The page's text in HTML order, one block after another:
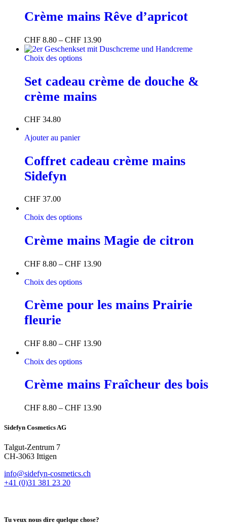
Crème mains Rêve d’apricot
CHF 8.80 – CHF 13.90
Choix des options
Set cadeau crème de douche &
crème mains
CHF 34.80
Ajouter au panier
Coffret cadeau crème mains
Sidefyn
CHF 37.00
Choix des options
Crème mains Magie de citron
CHF 8.80 – CHF 13.90
Choix des options
Crème pour les mains Prairie
fleurie
CHF 8.80 – CHF 13.90
Choix des options
Crème mains Fraîcheur des bois
CHF 8.80 – CHF 13.90
Sidefyn Cosmetics AG
Talgut-Zentrum 7
CH-3063 Ittigen
info@sidefyn-cosmetics.ch
+41 (0)31 381 23 20
Tu veux nous dire quelque chose?